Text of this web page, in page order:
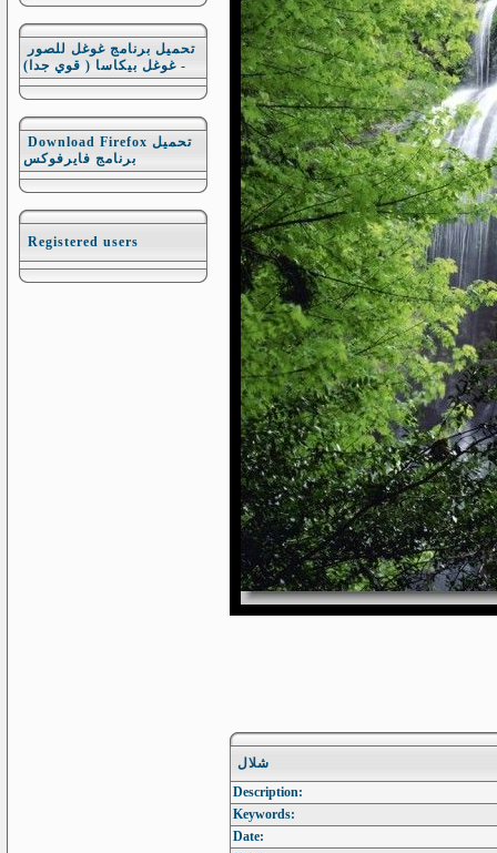
تحميل برنامج غوغل للصور
- غوغل بيكاسا ( قوي جدا)
Download Firefox تحميل
برنامج فايرفوكس
Registered users
شلال
Description:
Keywords:
Date: